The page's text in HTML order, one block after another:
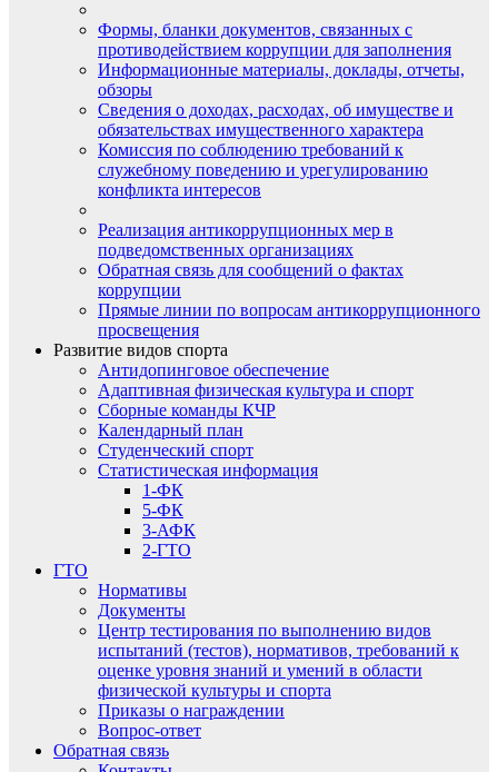
Формы, бланки документов, связанных с
противодействием коррупции для заполнения
Информационные материалы, доклады, отчеты,
обзоры
Сведения о доходах, расходах, об имуществе и
обязательствах имущественного характера
Комиссия по соблюдению требований к
служебному поведению и урегулированию
конфликта интересов
Реализация антикоррупционных мер в
подведомственных организациях
Обратная связь для сообщений о фактах
коррупции
Прямые линии по вопросам антикоррупционного
просвещения
Развитие видов спорта
Антидопинговое обеспечение
Адаптивная физическая культура и спорт
Сборные команды КЧР
Календарный план
Студенческий спорт
Статистическая информация
1-ФК
5-ФК
3-АФК
2-ГТО
ГТО
Нормативы
Документы
Центр тестирования по выполнению видов
испытаний (тестов), нормативов, требований к
оценке уровня знаний и умений в области
физической культуры и спорта
Приказы о награждении
Вопрос-ответ
Обратная связь